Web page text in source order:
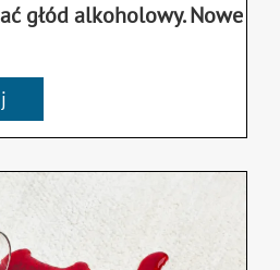
głód alkoholowy. Nowe